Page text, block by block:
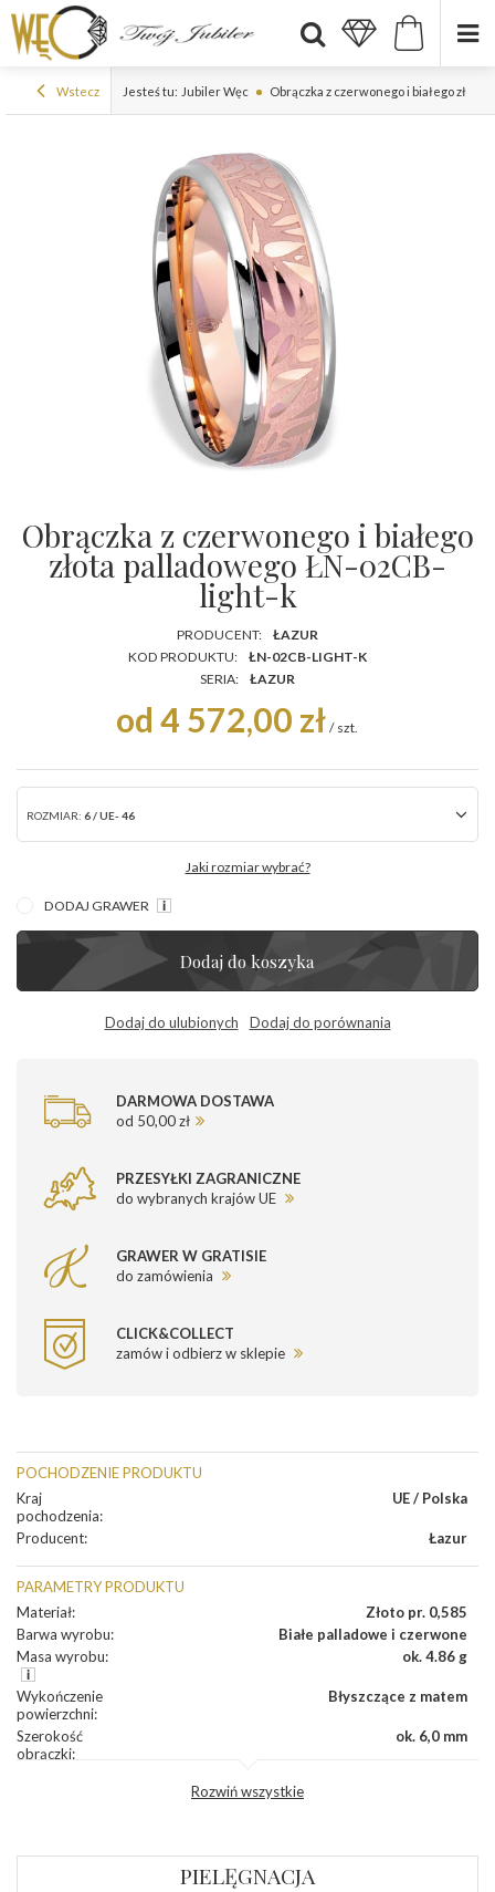
Wstecz Jesteś tu: Jubiler Węc Obrączka z czerwonego i białego
Obrączka z czerwonego i białego
złota palladowego ŁN-02CB-
light-k
PRODUCENT:
ŁAZUR
KOD PRODUKTU:
ŁN-02CB-LIGHT-K
SERIA:
ŁAZUR
od 4 572,00 zł / szt.
ROZMIAR: 6 / UE- 46
Jaki rozmiar wybrać?
DODAJ GRAWER
Dodaj do koszyka
Dodaj do ulubionych Dodaj do porównania
DARMOWA DOSTAWA
od 50,00 zł
PRZESYŁKI ZAGRANICZNE
do wybranych krajów UE
GRAWER W GRATISIE
do zamówienia
CLICK&COLLECT
zamów i odbierz w sklepie
POCHODZENIE PRODUKTU
Kraj
pochodzenia:
UE / Polska
Producent: Łazur
PARAMETRY PRODUKTU
Materiał:
Złoto pr. 0,585
Barwa wyrobu:
Białe palladowe i czerwone
Masa wyrobu: ok. 4.86 g
Wykończenie
powierzchni:
Błyszczące z matem
Szerokość
obrączki:
ok. 6,0 mm
Rozwiń wszystkie
PIELĘGNACJA